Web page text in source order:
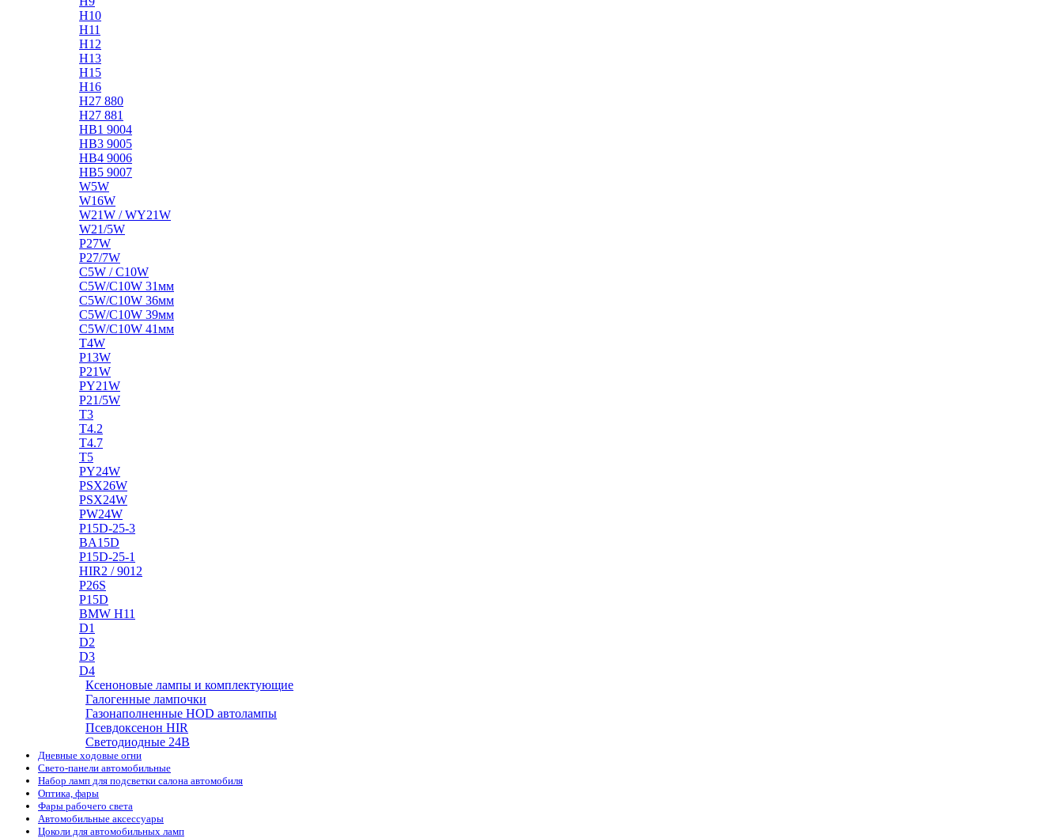
H10
H11
H12
H13
H15
H16
H27 880
H27 881
HB1 9004
HB3 9005
HB4 9006
HB5 9007
W5W
W16W
W21W / WY21W
W21/5W
P27W
P27/7W
C5W / C10W
C5W/C10W 31мм
C5W/C10W 36мм
C5W/C10W 39мм
C5W/C10W 41мм
T4W
P13W
P21W
PY21W
P21/5W
T3
T4.2
T4.7
T5
PY24W
PSX26W
PSX24W
PW24W
P15D-25-3
BA15D
P15D-25-1
HIR2 / 9012
P26S
P15D
BMW H11
D1
D2
D3
D4
Ксеноновые лампы и комплектующие
Галогенные лампочки
Газонаполненные HOD автолампы
Псевдоксенон HIR
Cветодиодные 24B
Дневные ходовые огни
Свето-панели автомобильные
Набор ламп для подсветки салона автомобиля
Оптика, фары
Фары рабочего света
Автомобильные аксессуары
Цоколи для автомобильных ламп